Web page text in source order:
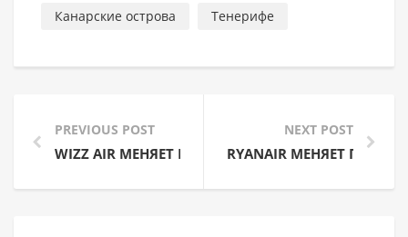
Канарские острова Тенерифе
PREVIOUS POST
WIZZ AIR МЕНЯЕТ ПРАВИЛА ПРОВОЗА БАГАЖА
NEXT POST
RYANAIR МЕНЯЕТ